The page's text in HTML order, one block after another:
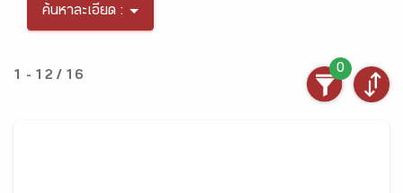
ค้นหาละเอียด :
1 - 12 / 16
0